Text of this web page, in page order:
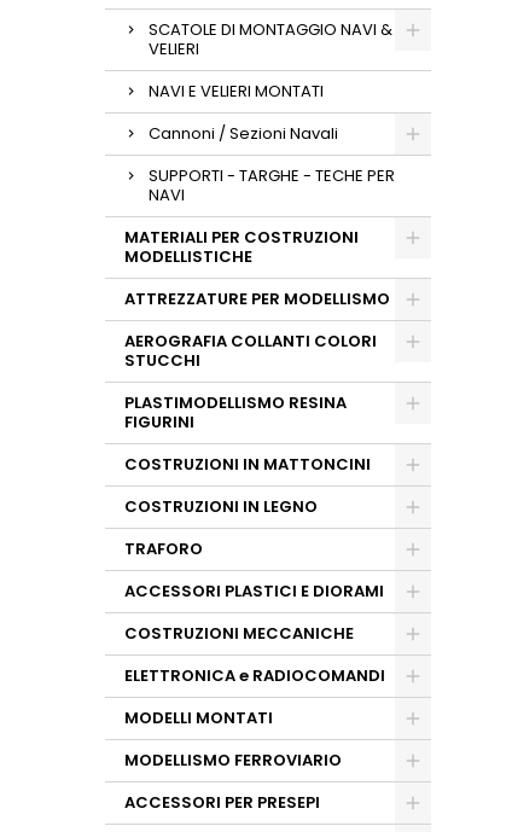
SCATOLE DI MONTAGGIO NAVI &
VELIERI
NAVI E VELIERI MONTATI
Cannoni / Sezioni Navali
SUPPORTI - TARGHE - TECHE PER
NAVI
MATERIALI PER COSTRUZIONI
MODELLISTICHE
ATTREZZATURE PER MODELLISMO
AEROGRAFIA COLLANTI COLORI
STUCCHI
PLASTIMODELLISMO RESINA
FIGURINI
COSTRUZIONI IN MATTONCINI
COSTRUZIONI IN LEGNO
TRAFORO
ACCESSORI PLASTICI E DIORAMI
COSTRUZIONI MECCANICHE
ELETTRONICA e RADIOCOMANDI
MODELLI MONTATI
MODELLISMO FERROVIARIO
ACCESSORI PER PRESEPI